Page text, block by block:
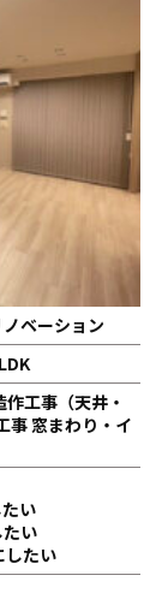
ベーション
工事（天井・
事 窓まわり・イ
い
い
したい